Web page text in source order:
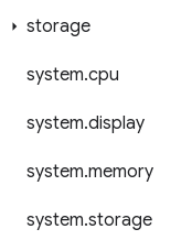
storage
system.cpu
system.display
system.memory
system.storage